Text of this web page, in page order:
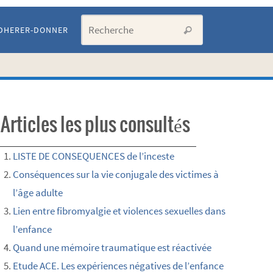
DONNER Recherche
Articles les plus consultés
LISTE DE CONSEQUENCES de l’inceste
Conséquences sur la vie conjugale des victimes à
l’âge adulte
Lien entre fibromyalgie et violences sexuelles dans
l’enfance
Quand une mémoire traumatique est réactivée
Etude ACE. Les expériences négatives de l’enfance